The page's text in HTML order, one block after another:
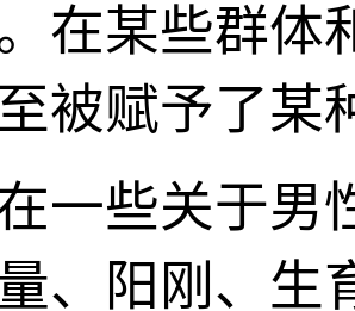
在某些群体
被赋予了某
一些关于男
、阳刚、生